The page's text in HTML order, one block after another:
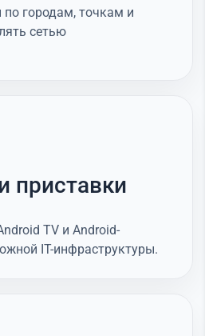
по городам, точкам и
сетью
приставки
TV и Android-
IT-инфраструктуры.